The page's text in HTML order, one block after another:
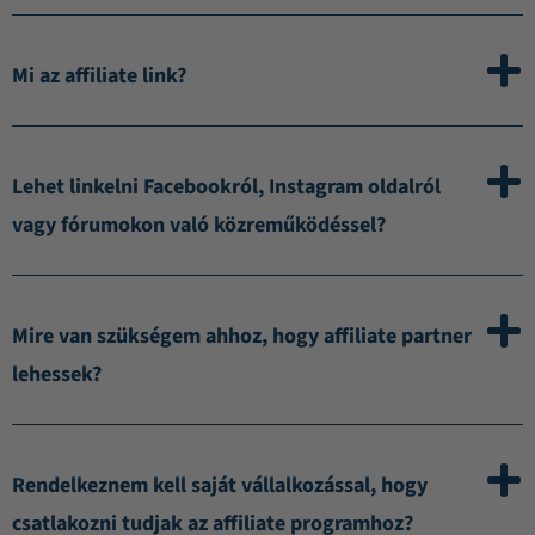
Mi az affiliate link?
Lehet linkelni Facebookról, Instagram oldalról
vagy fórumokon való közreműködéssel?
Mire van szükségem ahhoz, hogy affiliate partner
lehessek?
Rendelkeznem kell saját vállalkozással, hogy
csatlakozni tudjak az affiliate programhoz?